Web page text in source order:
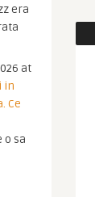
era
at
in
Ce
o sa